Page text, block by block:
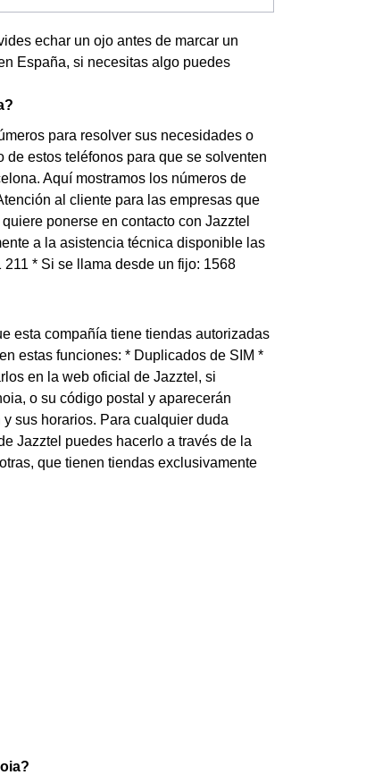
echar un ojo antes de marcar un
España, si necesitas algo puedes
para resolver sus necesidades o
estos teléfonos para que se solventen
Aquí mostramos los números de
al cliente para las empresas que
ponerse en contacto con Jazztel
a la asistencia técnica disponible las
* Si se llama desde un fijo: 1568
esta compañía tiene tiendas autorizadas
estas funciones: * Duplicados de SIM *
en la web oficial de Jazztel, si
o su código postal y aparecerán
sus horarios. Para cualquier duda
Jazztel puedes hacerlo a través de la
que tienen tiendas exclusivamente